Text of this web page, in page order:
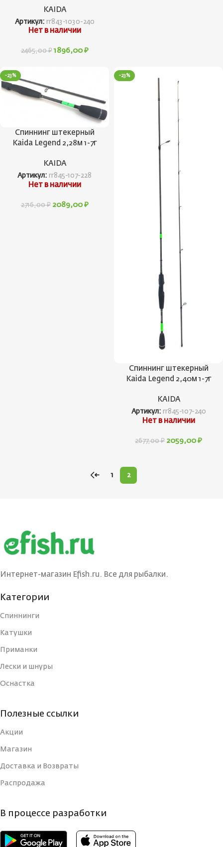
KAIDA
Артикул: rr843-1030-240
Нет в наличии
2465,00₽ 1896,00 ₽
-23%
Спиннинг штекерный
Kaida Legend 2,28м 1-7г
KAIDA
Артикул: rr845-107-228
Нет в наличии
2716,00₽ 2089,00 ₽
-23%
Спиннинг штекерный
Kaida Legend 2,40м 1-7г
KAIDA
Артикул: rr845-107-240
Нет в наличии
2677,00₽ 2059,00 ₽
← 1 2
Интернет-магазин Efish.ru. Все для рыбалки.
Категории
Спиннинги
Катушки
Приманки
Лески и шнуры
Оснастка
Полезные ссылки
Акции
Магазин
Доставка и Возвраты
Распродажа
В процессе разработки